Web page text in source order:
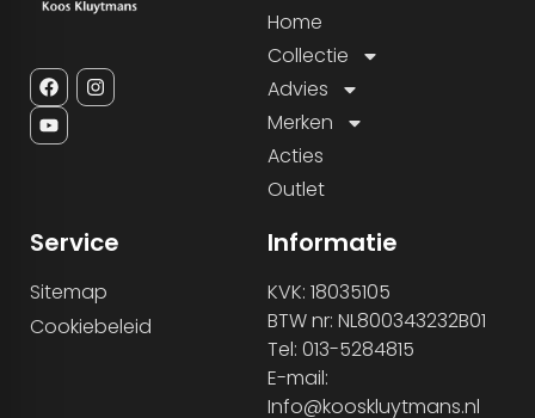
Home
Collectie
Advies
Merken
Acties
Outlet
Service
Sitemap
Cookiebeleid
Informatie
KVK: 18035105
BTW nr: NL800343232B01
Tel: 013-5284815
E-mail:
Info@kooskluytmans.nl